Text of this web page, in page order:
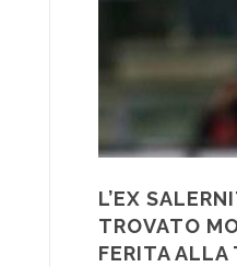
L’EX
TROVATO
FERITA ALLA